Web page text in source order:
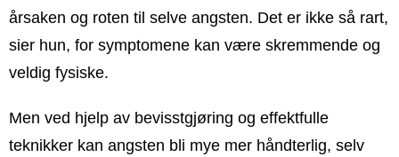
årsaken og roten til selve angsten. Det er ikke så rart,
sier hun, for symptomene kan være skremmende og
veldig fysiske.
Men ved hjelp av bevisstgjøring og effektfulle
teknikker kan angsten bli mye mer håndterlig, selv